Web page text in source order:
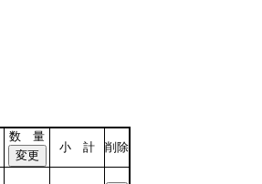
数 量
小 計
削除